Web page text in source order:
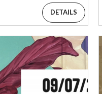
DETAILS